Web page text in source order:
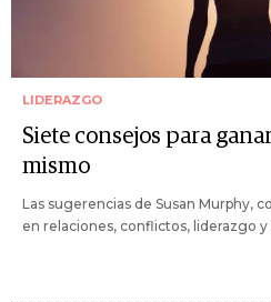
LIDERAZGO
Siete consejos para
mismo
Las sugerencias de Susan Murphy,
en relaciones, conflictos, liderazgo